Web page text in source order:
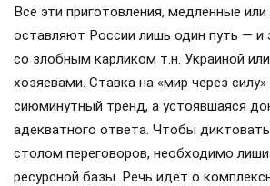
Все эти приготовления, медленные
оставляют России лишь один путь — и
со злобным карликом т.н. Украиной
хозяевами. Ставка на «мир через
сиюминутный тренд, а устоявшаяся
адекватного ответа. Чтобы
столом переговоров, необходимо
ресурсной базы. Речь идет о